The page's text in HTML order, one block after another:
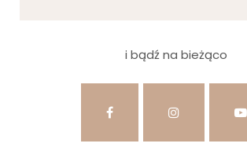
i bądź na bieżąco